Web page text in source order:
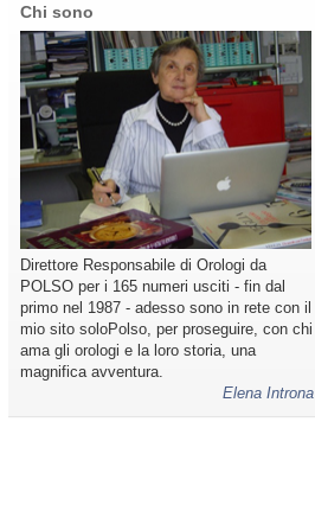
Chi sono
Direttore Responsabile di Orologi da
POLSO per i 165 numeri usciti - fin dal
primo nel 1987 - adesso sono in rete con il
mio sito soloPolso, per proseguire, con chi
ama gli orologi e la loro storia, una
magnifica avventura.
Elena Introna